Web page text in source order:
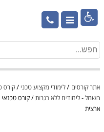

אתר קורסים /לימודי מקצוע טכני /קורס
חשמל - לימודים ללא בגרות/קורס
ארצית